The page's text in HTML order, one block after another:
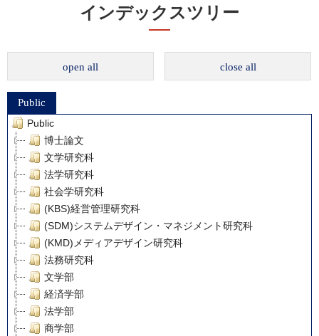
インデックスツリー
open all close all
Public
Public
博士論文
文学研究科
法学研究科
社会学研究科
(KBS)経営管理研究科
(SDM)システムデザイン・マネジメント研究科
(KMD)メディアデザイン研究科
法務研究科
文学部
経済学部
法学部
商学部